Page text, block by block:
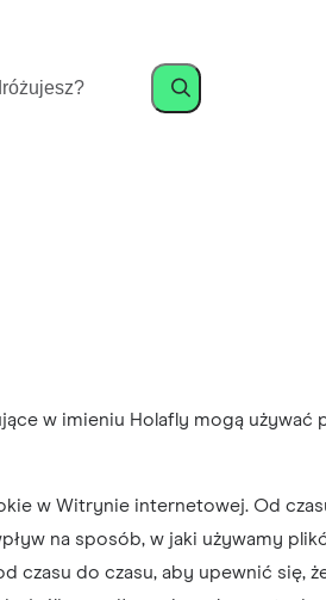
w imieniu Holafly mogą
w Witrynie internetowej. Od
na sposób, w jaki używamy
do czasu, aby upewnić się,